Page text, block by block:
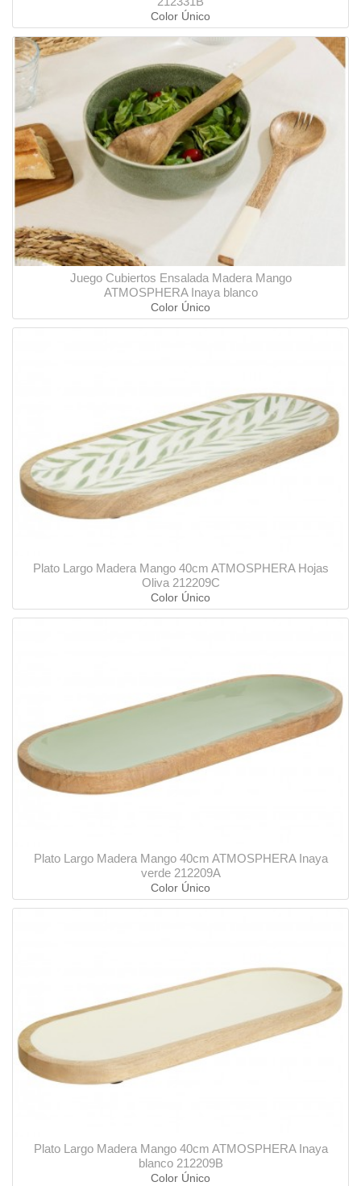
Color Único
Juego Cubiertos Ensalada Madera Mango
ATMOSPHERA Inaya blanco
Color Único
Plato Largo Madera Mango 40cm ATMOSPHERA Hojas
Oliva 212209C
Color Único
Plato Largo Madera Mango 40cm ATMOSPHERA Inaya
verde 212209A
Color Único
Plato Largo Madera Mango 40cm ATMOSPHERA Inaya
blanco 212209B
Color Único